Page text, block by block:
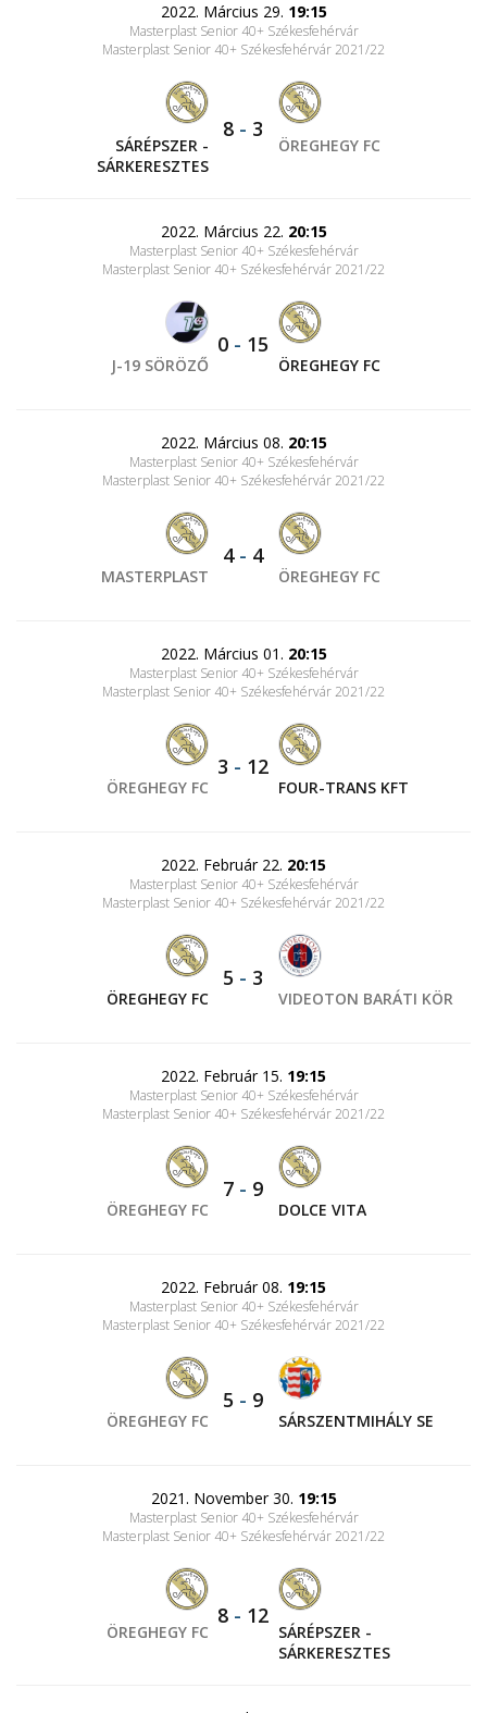
2022. Március 29. 19:15
Masterplast Senior 40+ Székesfehérvár
Masterplast Senior 40+ Székesfehérvár 2021/22
SÁRÉPSZER -
SÁRKERESZTES
8 - 3
ÖREGHEGY FC
2022. Március 22. 20:15
Masterplast Senior 40+ Székesfehérvár
Masterplast Senior 40+ Székesfehérvár 2021/22
J-19 SÖRÖZŐ
0 - 15
ÖREGHEGY FC
2022. Március 08. 20:15
Masterplast Senior 40+ Székesfehérvár
Masterplast Senior 40+ Székesfehérvár 2021/22
MASTERPLAST
4- 4
ÖREGHEGY FC
2022. Március 01. 20:15
Masterplast Senior 40+ Székesfehérvár
Masterplast Senior 40+ Székesfehérvár 2021/22
ÖREGHEGY FC
3 - 12
FOUR-TRANS KFT
2022. Február 22. 20:15
Masterplast Senior 40+ Székesfehérvár
Masterplast Senior 40+ Székesfehérvár 2021/22
ÖREGHEGY FC
5 - 3
VIDEOTON BARÁTI KÖR
2022. Február 15. 19:15
Masterplast Senior 40+ Székesfehérvár
Masterplast Senior 40+ Székesfehérvár 2021/22
ÖREGHEGY FC
7 - 9
DOLCE VITA
2022. Február 08. 19:15
Masterplast Senior 40+ Székesfehérvár
Masterplast Senior 40+ Székesfehérvár 2021/22
ÖREGHEGY FC
5 - 9
SÁRSZENTMIHÁLY SE
2021. November 30. 19:15
Masterplast Senior 40+ Székesfehérvár
Masterplast Senior 40+ Székesfehérvár 2021/22
ÖREGHEGY FC
8 - 12
SÁRÉPSZER -
SÁRKERESZTES